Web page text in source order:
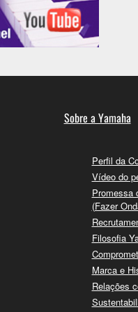
Sobre a Yamaha
Perfil da
Vídeo do
Promessa
(Fazer
Filosofia
Marca e
Relações